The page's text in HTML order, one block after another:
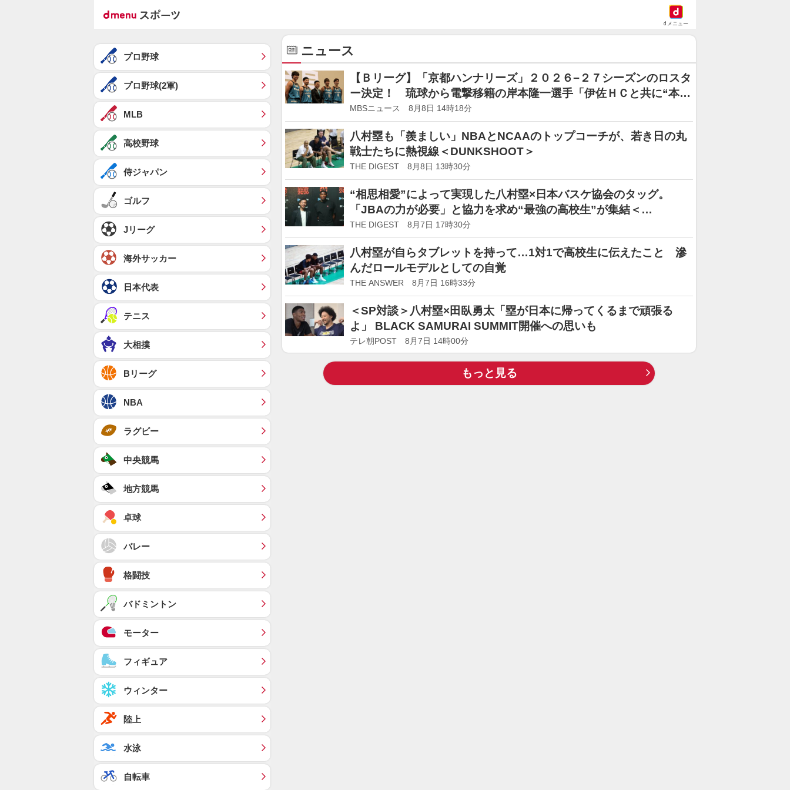
dメニュー
ニュース
【Ｂリーグ】「京都ハンナリーズ」２０２６−２７シーズンのロスタ
ー決定！ 琉球から電撃移籍の岸本隆一選手「伊佐ＨＣと共に“本気
で日本一を目指す”」
MBSニュース 8月8日 14時18分
八村塁も「羨ましい」NBAとNCAAのトップコーチが、若き日の丸
戦士たちに熱視線＜DUNKSHOOT＞
THE DIGEST 8月8日 13時30分
“相思相愛”によって実現した八村塁×日本バスケ協会のタッグ。
「JBAの力が必要」と協力を求め“最強の高校生”が集結＜
DUNKSHOOT＞
THE DIGEST 8月7日 17時30分
八村塁が自らタブレットを持って…1対1で高校生に伝えたこと 滲
んだロールモデルとしての自覚
THE ANSWER 8月7日 16時33分
＜SP対談＞八村塁×田臥勇太「塁が日本に帰ってくるまで頑張る
よ」 BLACK SAMURAI SUMMIT開催への思いも
テレ朝POST 8月7日 14時00分
もっと見る
プロ野球
プロ野球(2軍)
MLB
高校野球
侍ジャパン
ゴルフ
Jリーグ
海外サッカー
日本代表
テニス
大相撲
Bリーグ
NBA
ラグビー
中央競馬
地方競馬
卓球
バレー
格闘技
バドミントン
モーター
フィギュア
ウィンター
陸上
水泳
自転車